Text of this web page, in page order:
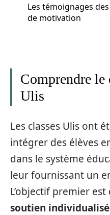
Les témoignages
de motivation
Comprendre le
Ulis
Les classes Ulis ont
intégrer des élèves
dans le système
leur fournissant un
L’objectif premier
soutien individualisé